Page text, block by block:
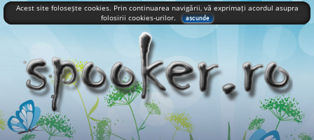
Acest site folosește cookies. Prin continuarea navigării, vă exprimați acordul asupra
folosirii cookies-urilor. ascunde